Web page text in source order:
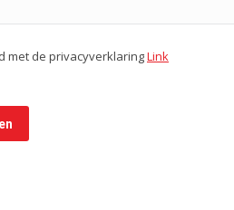
met de privacyverklaringLink